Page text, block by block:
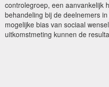
controlegroep, een aanvankelijk
behandeling bij de deelnemers
mogelijke bias van sociaal
uitkomstmeting kunnen de